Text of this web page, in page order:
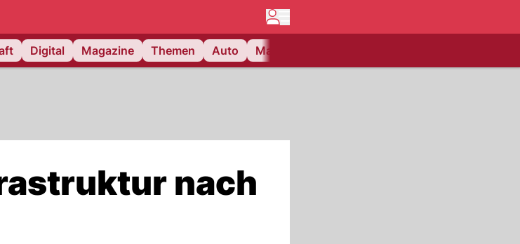
Digital Magazine Themen Auto Matchcenter
nach